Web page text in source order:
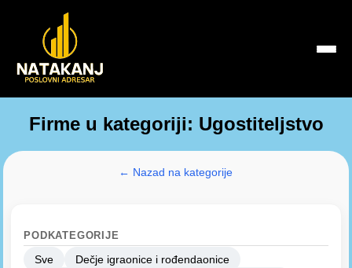
Firme u kategoriji: Ugostiteljstvo
← Nazad na kategorije
PODKATEGORIJE
Sve
Dečje igraonice i rođendaonice